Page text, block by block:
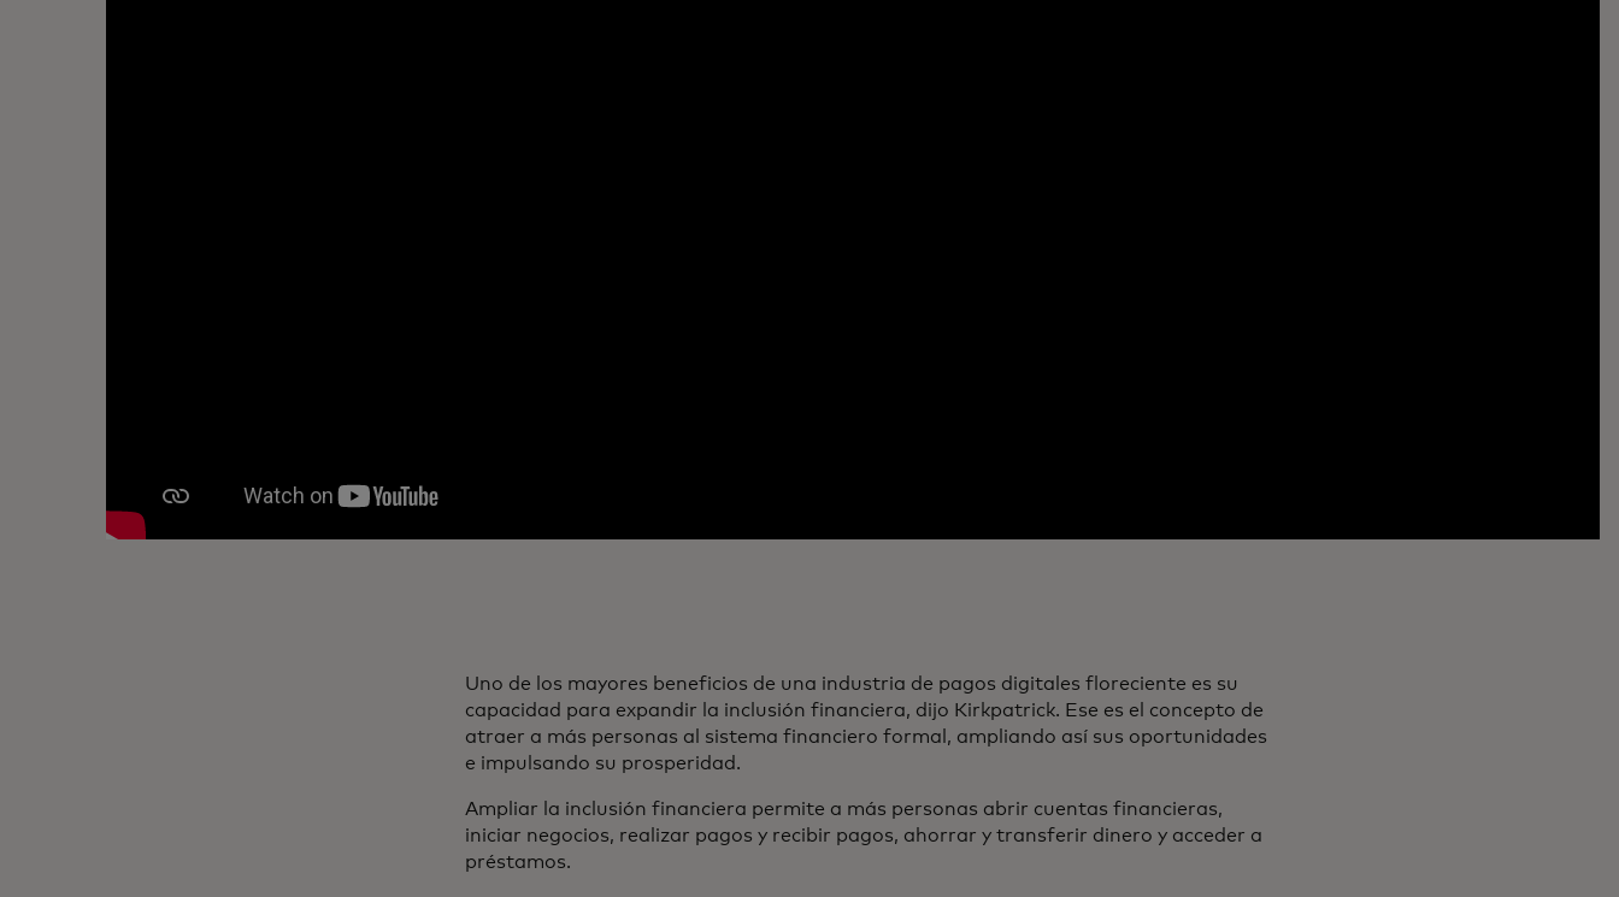
Uno de los mayores beneficios de una industria de pagos digitales floreciente es su
capacidad para expandir la inclusión financiera, dijo Kirkpatrick. Ese es el concepto de
atraer a más personas al sistema financiero formal, ampliando así sus oportunidades
e impulsando su prosperidad.
Ampliar la inclusión financiera permite a más personas abrir cuentas financieras,
iniciar negocios, realizar pagos y recibir pagos, ahorrar y transferir dinero y acceder a
préstamos.